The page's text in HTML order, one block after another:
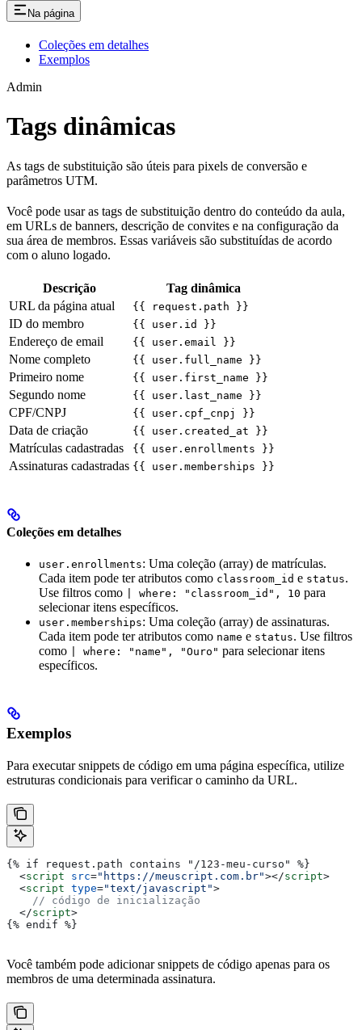
Na página
Coleções em detalhes
Exemplos
Admin
Tags dinâmicas
As tags de substituição são úteis para pixels de conversão e
parâmetros UTM.
Você pode usar as tags de substituição dentro do conteúdo da aula,
em URLs de banners, descrição de convites e na configuração da
sua área de membros. Essas variáveis são substituídas de acordo
com o aluno logado.
Descrição
Tag dinâmica
URL da página atual
{{ request.path }}
ID do membro {{ user.id }}
Endereço de email {{ user.email }}
Nome completo {{ user.full_name }}
Primeiro nome {{ user.first_name }}
Segundo nome {{ user.last_name }}
CPF/CNPJ {{ user.cpf_cnpj }}
Data de criação {{ user.created_at }}
Matrículas cadastradas {{ user.enrollments }}
Assinaturas cadastradas {{ user.memberships }}
Coleções em detalhes
user.enrollments: Uma coleção (array) de matrículas.
Cada item pode ter atributos como classroom_id e status.
Use filtros como
| where: "classroom_id", 10 para
selecionar itens específicos.
user.memberships: Uma coleção (array) de assinaturas.
Cada item pode ter atributos como name e status. Use filtros
como
| where: "name", "Ouro" para selecionar itens
específicos.
Exemplos
Para executar snippets de código em uma página específica, utilize
estruturas condicionais para verificar o caminho da URL.
{% if request.path contains "/123-meu-curso" %}
  <
script src="https://meuscript.com.br"></script>
  <
script type="text/javascript">
    // código de inicialização
  </
script>
{% endif %}
Você também pode adicionar snippets de código apenas para os
membros de uma determinada assinatura.